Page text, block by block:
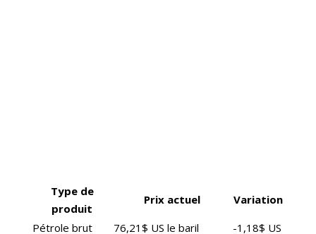
Type de
produit
Prix actuel
Variation
Pétrole brut
76,21$ US le baril
-1,18$ US